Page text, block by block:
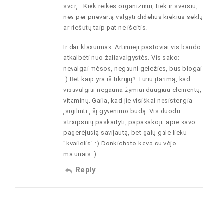
svorį. Kiek reikės organizmui, tiek ir sversiu,
nes per prievartą valgyti didelius kiekius sėklų
ar riešutų taip pat ne išeitis.
Ir dar klasuimas. Artimieji pastoviai vis bando
atkalbėti nuo žaliavalgystės. Vis sako:
nevalgai mėsos, negauni geležies, bus blogai
:) Bet kaip yra iš tikrųjų? Turiu įtarimą, kad
visavalgiai negauna žymiai daugiau elementų,
vitaminų. Gaila, kad jie visiškai nesistengia
įsigilinti į šį gyvenimo būdą. Vis duodu
straipsnių paskaityti, papasakoju apie savo
pagerėjusią savijautą, bet galų gale lieku
"kvailelis" :) Donkichoto kova su vėjo
malūnais :)
Reply